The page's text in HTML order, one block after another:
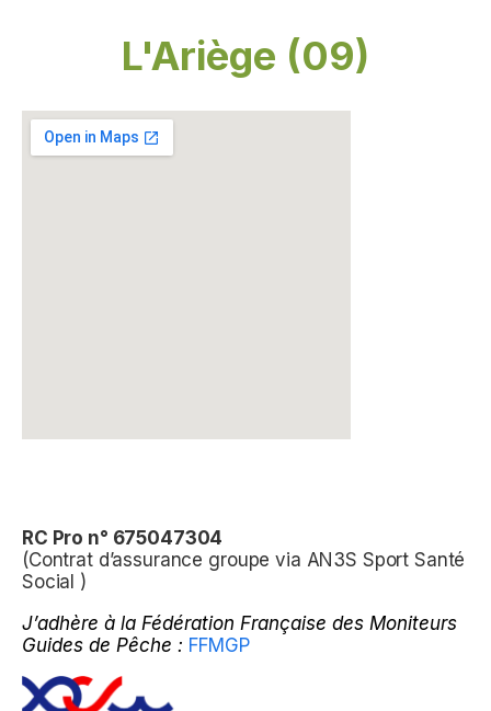
L'Ariège (09)
RC Pro n° 675047304
(Contrat d’assurance groupe via AN3S Sport Santé
Social )
J’adhère à la Fédération Française des Moniteurs
Guides de Pêche : FFMGP